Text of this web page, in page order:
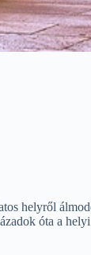
helyről
óta a